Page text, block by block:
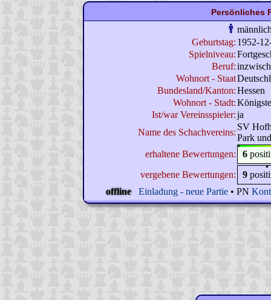
Persönliches
Geburtstag: 1952-
Spielniveau:
Beruf:
Wohnort - Staat
Bundesland/Kanton:Hessen
Wohnort - Stadt:
Ist/war Vereinsspieler:ja
Name des Schachvereins:
SV
Park
erhaltene Bewertungen:
6
vergebene Bewertungen:
9
offline
Einladung - neue Partie • PN